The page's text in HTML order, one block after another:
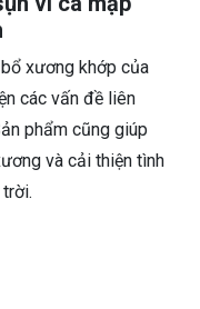
xương khớp của
các vấn đề liên
phẩm cũng giúp
và cải thiện tình